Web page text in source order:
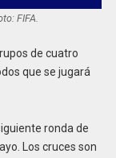
FIFA.
de cuatro
que se jugará
ronda de
Los cruces son